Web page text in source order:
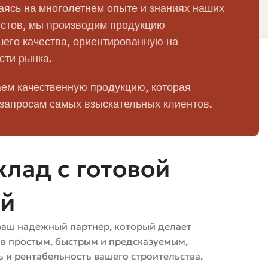
мало кирпича. Большой самосвал или фургон
авто выше, однако цена за единицу кирпича может
к неэффективному использованию
на кирпич.
типа и упаковки. По весу это будет от 1.1 до 2
разгрузка, подъём на этажи без лифта или
на многолетнем опыте и знаниях наших
мы производим продукцию
качества, ориентированную на
рынка.
качественную продукцию, которая
самых взыскательных клиентов.
с готовой
надежный партнер, который делает
простым, быстрым и предсказуемым,
рентабельность вашего строительства.